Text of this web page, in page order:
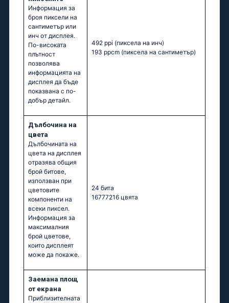
Информация за
броя пиксели на
сантиметър или
инч от дисплея.
По-високата
плътност
позволява
информацията на
дисплея да бъде
показвана с по-
добър детайл.
492 ppi (пиксела на инч)
193 ppcm (пиксела на сантиметър)
Дълбочина на
цвета
Дълбочината на
цвета на дисплея
отразява общия
брой битове,
използван при
цветовите
компоненти на
всеки пиксел.
Информация за
максималния
брой цветове,
които дисплеят
може да покаже.
24 бита
16777216 цвята
Заемана площ
от екрана
Приблизителната